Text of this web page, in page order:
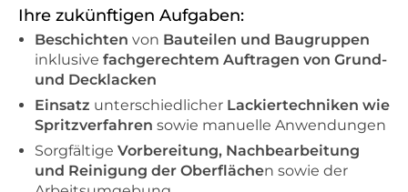
Ihre zukünftigen Aufgaben:
Beschichten von Bauteilen und Baugruppen
inklusive fachgerechtem Auftragen von Grund-
und Decklacken
Einsatz unterschiedlicher Lackiertechniken wie
Spritzverfahren sowie manuelle Anwendungen
Sorgfältige Vorbereitung, Nachbearbeitung
und Reinigung der Oberflächen sowie der